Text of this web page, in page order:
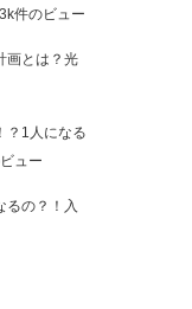
件のビュー
画とは？光
？1人になる
ュー
るの？！入